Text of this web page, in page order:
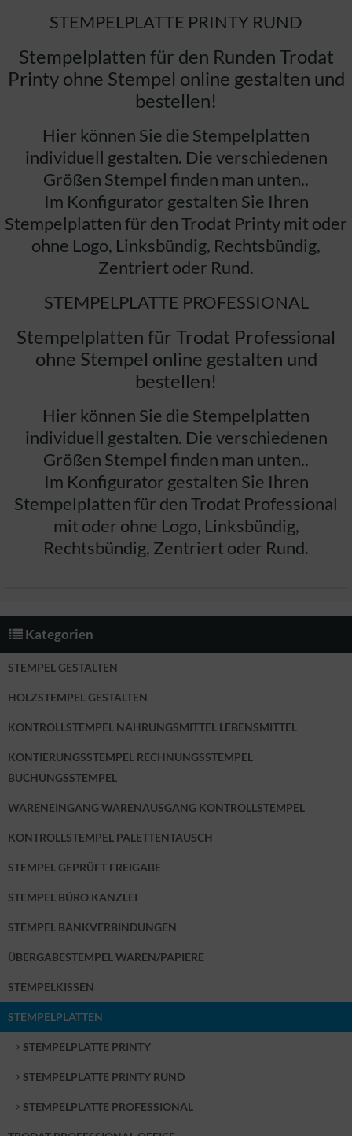
STEMPELPLATTE PRINTY RUND
Stempelplatten für den Runden Trodat
Printy ohne Stempel online gestalten und
bestellen!
Hier können Sie die Stempelplatten
individuell gestalten. Die verschiedenen
Größen Stempel finden man unten..
Im Konfigurator gestalten Sie Ihren
Stempelplatten für den Trodat Printy mit oder
ohne Logo, Linksbündig, Rechtsbündig,
Zentriert oder Rund.
STEMPELPLATTE PROFESSIONAL
Stempelplatten für Trodat Professional
ohne Stempel online gestalten und
bestellen!
Hier können Sie die Stempelplatten
individuell gestalten. Die verschiedenen
Größen Stempel finden man unten..
Im Konfigurator gestalten Sie Ihren
Stempelplatten für den Trodat Professional
mit oder ohne Logo, Linksbündig,
Rechtsbündig, Zentriert oder Rund.
Kategorien
STEMPEL GESTALTEN
HOLZSTEMPEL GESTALTEN
KONTROLLSTEMPEL NAHRUNGSMITTEL LEBENSMITTEL
KONTIERUNGSSTEMPEL RECHNUNGSSTEMPEL
BUCHUNGSSTEMPEL
WARENEINGANG WARENAUSGANG KONTROLLSTEMPEL
KONTROLLSTEMPEL PALETTENTAUSCH
STEMPEL GEPRÜFT FREIGABE
STEMPEL BÜRO KANZLEI
STEMPEL BANKVERBINDUNGEN
ÜBERGABESTEMPEL WAREN/PAPIERE
STEMPELKISSEN
STEMPELPLATTEN
STEMPELPLATTE PRINTY
STEMPELPLATTE PRINTY RUND
STEMPELPLATTE PROFESSIONAL